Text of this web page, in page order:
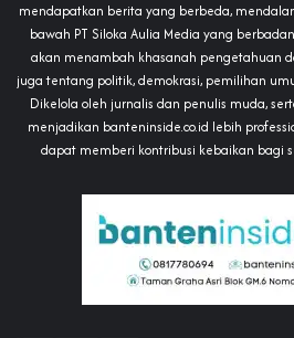
mendapatkan berita yang berbeda,
bawah PT Siloka Aulia Media yang
akan menambah khasanah pengetahuan
juga tentang politik, demokrasi, pemilihan
Dikelola oleh jurnalis dan penulis muda,
menjadikan banteninside.co.id lebih
dapat memberi kontribusi kebaikan bagi